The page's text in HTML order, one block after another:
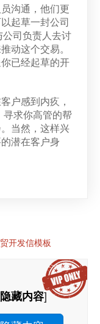
沟通，他们更
起草一封公司
司负责人去讨
动这个交易。
已经起草的开
户感到内疚，
求你高管的帮
当然，这样兴
潜在客户身
开发信模板
藏内容]